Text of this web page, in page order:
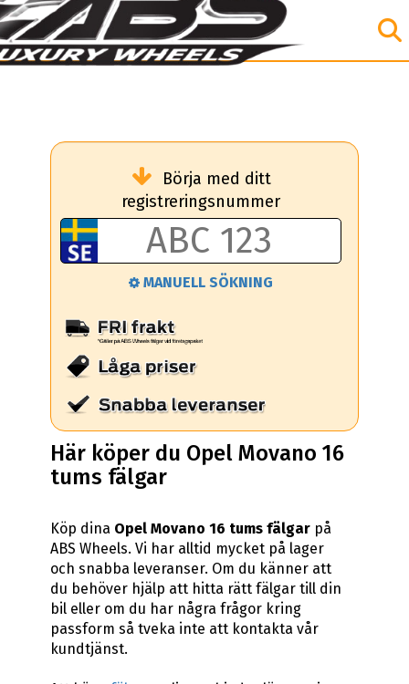
Börja med ditt
registreringsnummer
MANUELL SÖKNING
Här köper du Opel Movano 16
tums fälgar
Köp dina Opel Movano 16 tums fälgarpå
ABS Wheels. Vi har alltid mycket på lager
och snabba leveranser. Om du känner att
du behöver hjälp att hitta rätt fälgar till din
bil eller om du har några frågor kring
passform så tveka inte att kontakta vår
kundtjänst.